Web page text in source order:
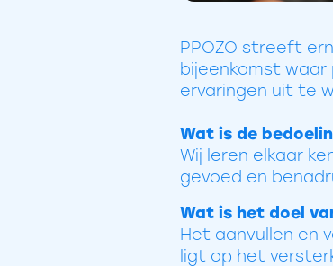
PPOZO streeft
bijeenkomst waar
ervaringen uit te
Wat is de
Wij leren elkaar
gevoed en
Wat is het doel
Het aanvullen en
ligt op het